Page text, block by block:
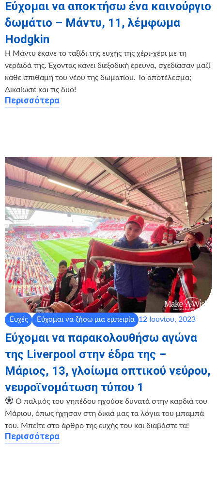
Εύχομαι να αποκτήσω ένα καινούργιο
δωμάτιο – Μάντυ, 11, λέμφωμα
Hodgkin
Η Μάντυ έκανε το ταξίδι της ευχής της χέρι-χέρι με τη
νεράιδά της. Έχοντας κάνει διεξοδική έρευνα, σχεδίασαν μαζί
κάθε σπιθαμή του νέου της δωματίου. Το αποτέλεσμα;
Δικαίωσε και τις δυο!
Περισσότερα
Ευχές Εύχομαι να ζήσω μια εμπειρία 12 Ιουνίου, 2023
Εύχομαι να παρακολουθήσω αγώνα
της Liverpool στην έδρα της –
Μάριος, 13, γλοίωμα οπτικού νεύρου,
νευροϊνομάτωση τύπου 1
Ο παλμός του γηπέδου ηχούσε δυνατά στην καρδιά του
Μάριου, όπως ήχησαν στη δικιά μας τα λόγια του μπαμπά
του. Μπείτε στο άρθρο της ευχής του και διαβάστε τα!
Περισσότερα